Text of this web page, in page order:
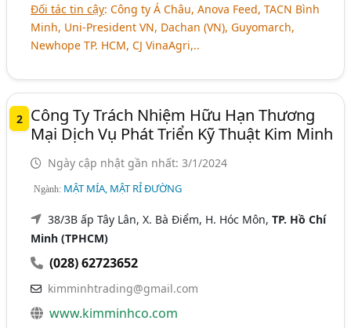
Đối tác tin cậy: Công ty Á Châu, Anova Feed, TACN Bình
Minh, Uni-President VN, Dachan (VN), Guyomarch,
Newhope TP. HCM, CJ VinaAgri,..
2
Công Ty Trách Nhiệm Hữu Hạn Thương
Mại Dịch Vụ Phát Triển Kỹ Thuật Kim Minh
Ngày cập nhật gần nhất: 3/1/2024
Ngành: MẬT MÍA, MẬT RỈ ĐƯỜNG
38/3B ấp Tây Lân, X. Bà Điểm, H. Hóc Môn,TP. Hồ Chí
Minh (TPHCM)
(028) 62723652
kimminhtrading@gmail.com
www.kimminhco.com